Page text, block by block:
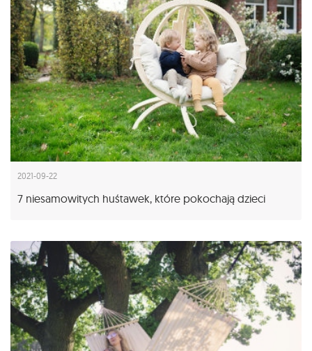
2021-09-22
7 niesamowitych huśtawek, które pokochają dzieci